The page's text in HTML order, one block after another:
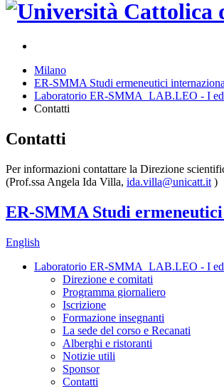
Milano
ER-SMMA Studi ermeneutici
Laboratorio ER-SMMA_LAB.LEO - I
Contatti
Contatti
Per informazioni contattare la Direzione
(Prof.ssa Angela Ida Villa, ida.villa@unicatt.it )
ER-SMMA Studi
English
Laboratorio ER-SMMA_LAB.LEO - I
Direzione e comitati
Programma giornaliero
Iscrizione
Formazione insegnanti
La sede del corso e Recanati
Alberghi e ristoranti
Notizie utili
Sponsor
Contatti